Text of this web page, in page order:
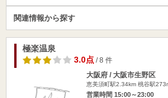
関連情報から探す
極楽温泉
3.0点/ 8 件
大阪府 / 大阪市生野区
恵美須町駅2.34km 桃谷駅
営業時間 15:00～23:00